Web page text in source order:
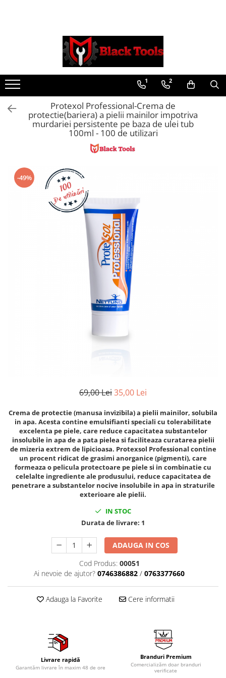
Scule Service Auto
Chei Si Truse De Chei
Chei combinate
Chei Combinate Cu Clichet
Chei Cotite
Chei speciale
Clesti Si Seturi De Clesti
Clesti pentru sigurante
Clesti reglabili pentru tevi
Clesti service auto
Dispozitive de sablat & accesorii
Autogen
Invertoare Sudura
Magneti fixare sudura
Mig-Mag
Sudura In Puncte
Tig-Wig
Pompe si Cilindri Hidraulici
Redresoare,Roboti Pornire,Cabluri
Recuperatoare de ulei
Scule De Mana si Unelte
Aparate de nituit si capsat
Burghie
1 2
Protexol Professional-Crema de
protectie(bariera) a pielii mainilor impotriva
murdariei persistente pe baza de ulei tub
100ml - 100 de utilizari
-49%
69,00 Lei35,00 Lei
Crema de protectie (manusa invizibila) a pielii mainilor, solubila
in apa. Acesta contine emulsifianti speciali cu tolerabilitate
excelenta pe piele, care reduce capacitatea substantelor
insolubile in apa de a pata pielea si faciliteaza curatarea pielii
de mizeria extrem de lipicioasa. Protexsol Professional contine
un procent ridicat de grasimi anorganice (pigmenti), care
formeaza o pelicula protectoare pe piele si in combinatie cu
celelalte ingrediente ale produsului, reduce capacitatea de
penetrare a substantelor nocive insolubile in apa in straturile
exterioare ale pielii.
IN STOC
Durata de livrare: 1
ADAUGA IN COS
Cod Produs: 00051
Ai nevoie de ajutor? 0746386882 / 0763377660
Adauga la Favorite Cere informatii
Livrare rapidă
Garantăm livrare în maxim 48 de ore
Branduri Premium
Comercializăm doar branduri
verificate